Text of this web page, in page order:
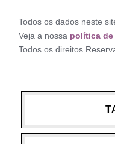
Todos os dados neste
Veja a nossa política de
Todos os direitos